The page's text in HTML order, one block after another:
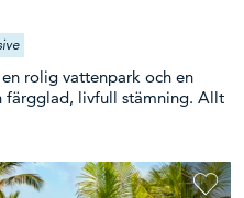
rolig vattenpark och en
färgglad, livfull stämning. Allt